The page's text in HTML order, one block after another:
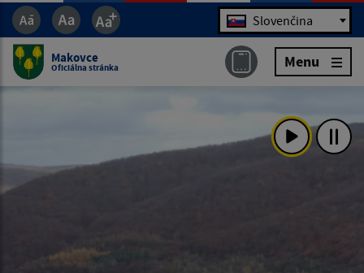
Jazyk Slovenčina
Makovce
Oficiálna stránka Menu